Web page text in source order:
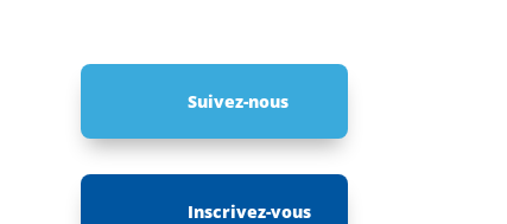
Suivez-nous
Inscrivez-vous